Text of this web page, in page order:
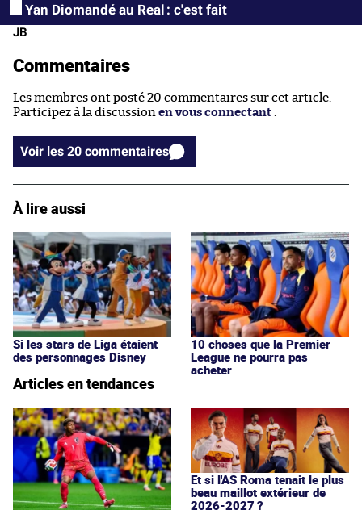
Yan Diomandé au Real : c'est fait
JB
Commentaires
Les membres ont posté 20 commentaires sur cet article.
Participez à la discussion en vous connectant
Voir les 20 commentaires
À lire aussi
Si les stars de Liga étaient
des personnages Disney
10 choses que la Premier
League ne pourra pas
acheter
Articles en tendances
Et si l'AS Roma tenait le plus
beau maillot extérieur de
2026-2027 ?